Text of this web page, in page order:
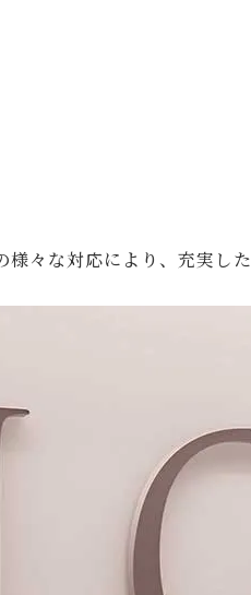
様々な対応により、充実し